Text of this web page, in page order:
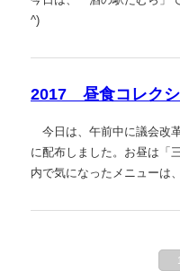
^)
2017 昼食コレク
今日は、午前中に議会改
に配布しました。お昼は「
内で気になったメニューは